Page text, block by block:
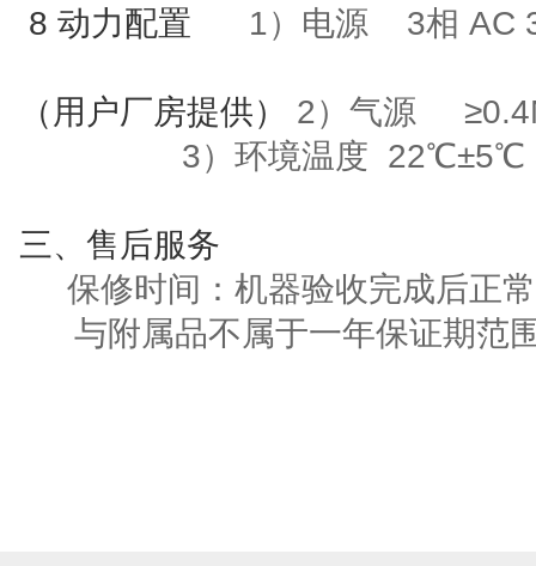
8 动力配置 1）电源 3相 AC
（用户厂房提供） 2）气源 ≥
3）环境温度 22℃±5℃
三、售后服务
保修时间：机器验收完成后正
与附属品不属于一年保证期范